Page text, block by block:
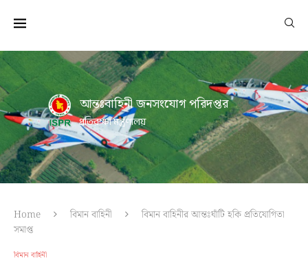
আন্তঃবাহিনী জনসংযোগ পরিদপ্তর
প্রতিরক্ষা মন্ত্রণালয়
Home বিমান বাহিনী
বিমান বাহিনীর আন্তঃঘাঁটি হকি প্রতিযোগিতা
সমাপ্ত
বিমান বাহিনী